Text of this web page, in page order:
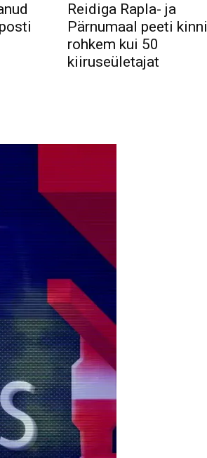
Reidiga Rapla- ja
Pärnumaal peeti kinni
rohkem kui 50
kiiruseületajat